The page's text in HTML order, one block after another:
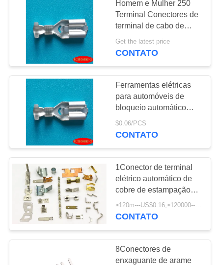
NOS
NOTÍCIAS
SOLICITE UM
ORÇAMENTO
MAPA
SITE
POLÍTICA
PRIVACIDADE
Homem e Mulher 250
Terminal Conectores de
terminal de cabo de
auto-bloqueio 250
Female End
Get the latest price
CONTATO
Ferramentas elétricas
para automóveis de
bloqueio automático
contínuo de 250
terminais
$0.06/PCS
CONTATO
1Conector de terminal
elétrico automático de
cobre de estampação
de.3 mm
≥120m---US$0.16,≥120000----US$0.083 MOQ:1000
CONTATO
8Conectores de
enxaguante de arame